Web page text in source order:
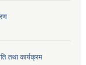
तथा कार्यक्रम